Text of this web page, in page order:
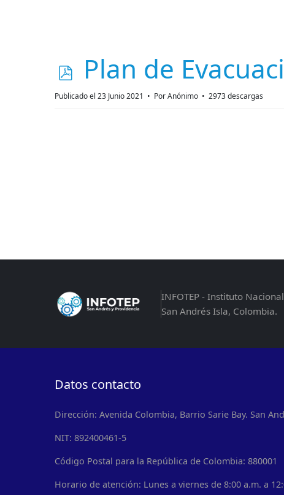
p
d
Plan de
Publicado el 23 Junio 2021 PorAnónimo 2973 descargas
INFOTEP - Instituto
San Andrés Isla, Colombia.
Datos contacto
Dirección: Avenida Colombia, Barrio Sarie Bay. San
NIT: 892400461-5
Código Postal para la República de Colombia: 880001
Horario de atención: Lunes a viernes de 8:00 a.m. a